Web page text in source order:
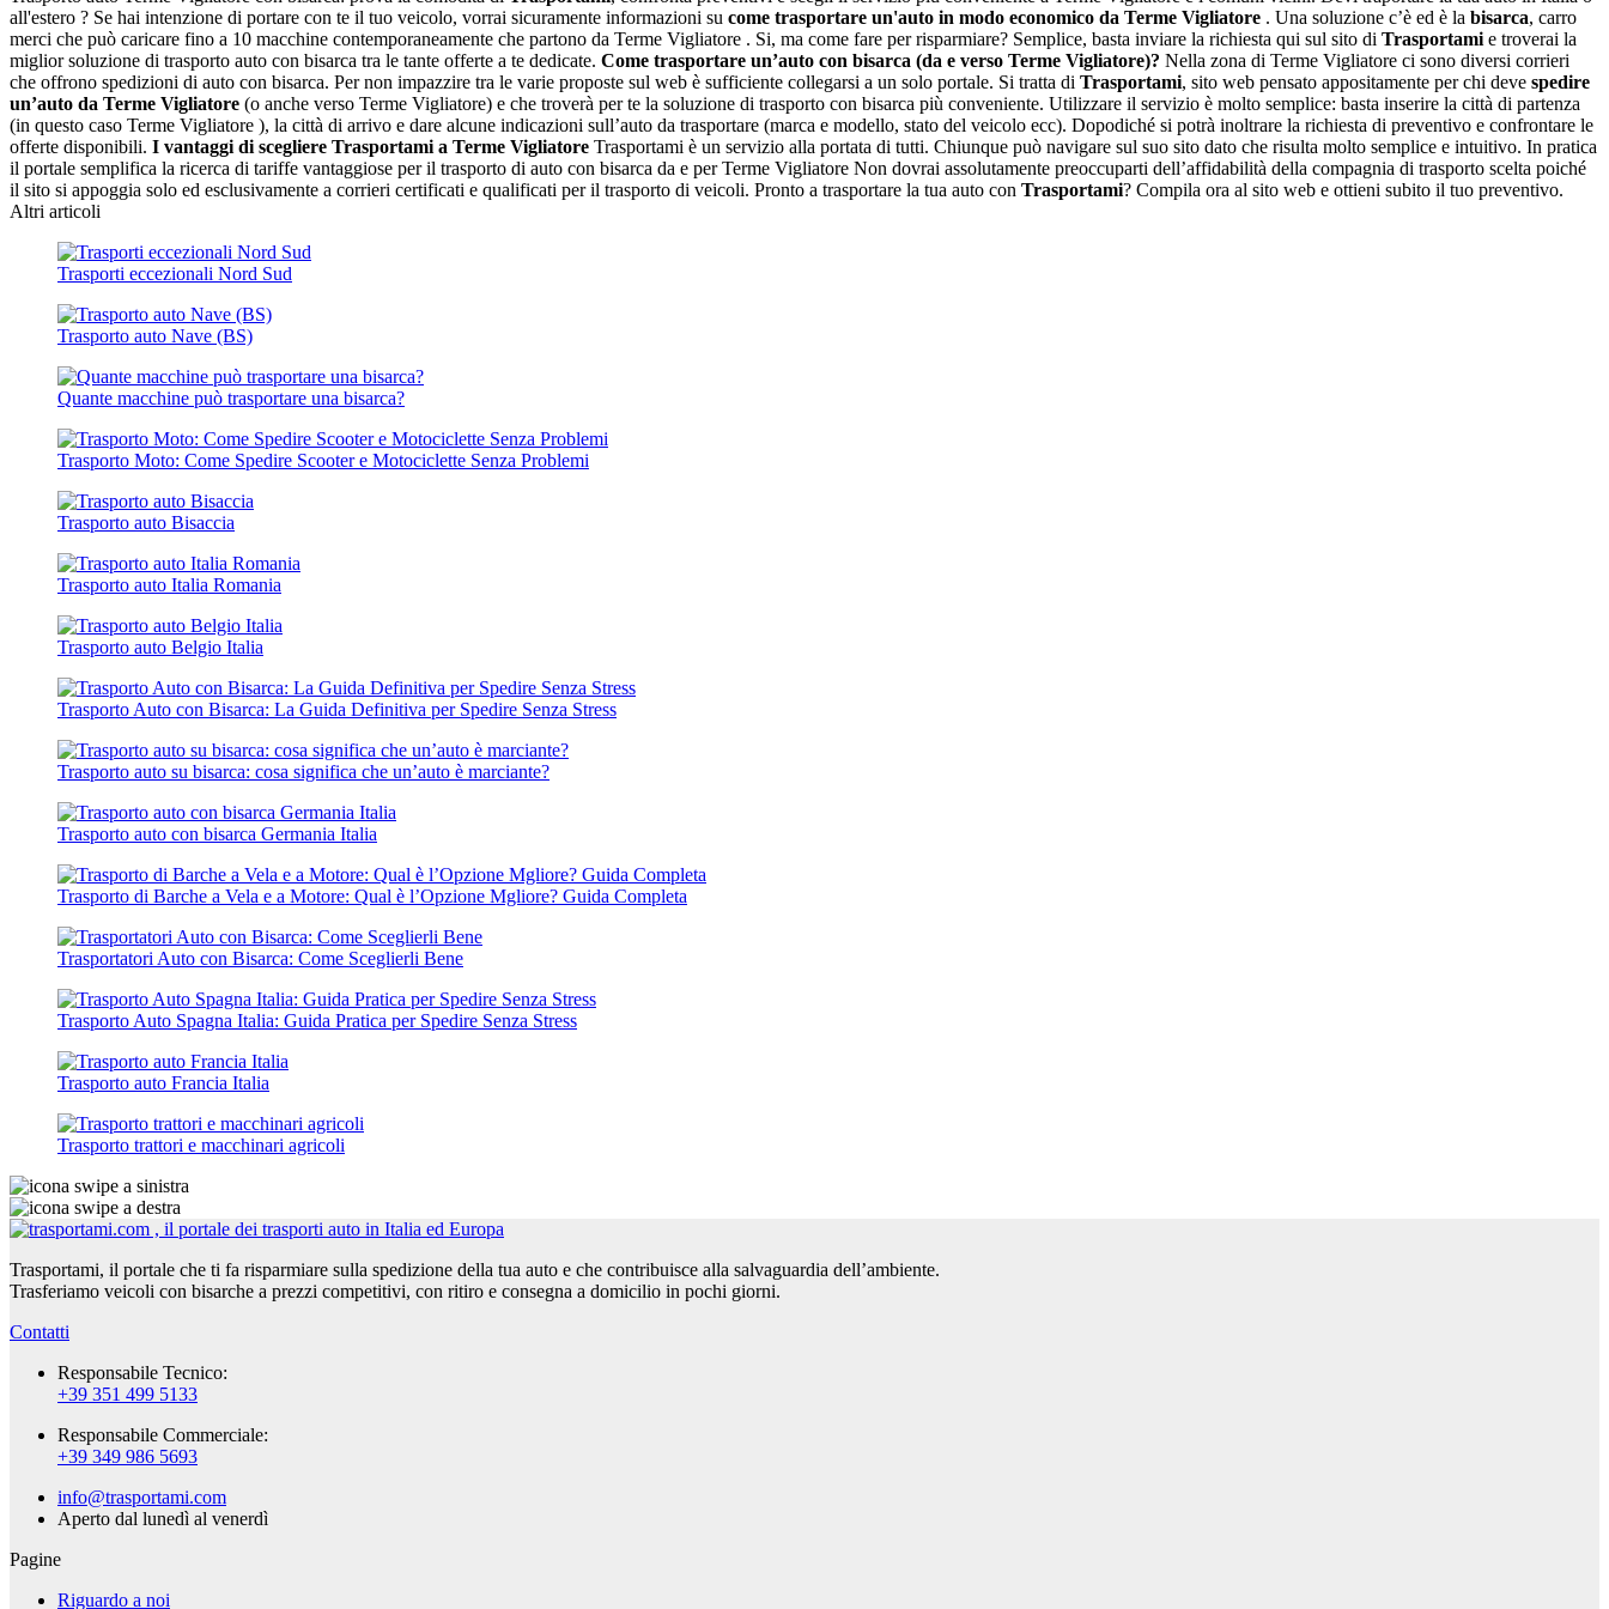
all'estero ? Se hai intenzione di portare con te il tuo veicolo, vorrai sicuramente informazioni su come trasportare un'auto in modo economico da Terme Vigliatore . Una soluzione c’è ed è la bisarca, carro
merci che può caricare fino a 10 macchine contemporaneamente che partono da Terme Vigliatore . Si, ma come fare per risparmiare? Semplice, basta inviare la richiesta qui sul sito di Trasportami e troverai la
miglior soluzione di trasporto auto con bisarca tra le tante offerte a te dedicate. Come trasportare un’auto con bisarca (da e verso Terme Vigliatore)? Nella zona di Terme Vigliatore ci sono diversi corrieri
che offrono spedizioni di auto con bisarca. Per non impazzire tra le varie proposte sul web è sufficiente collegarsi a un solo portale. Si tratta di Trasportami, sito web pensato appositamente per chi deve spedire
un’auto da Terme Vigliatore (o anche verso Terme Vigliatore) e che troverà per te la soluzione di trasporto con bisarca più conveniente. Utilizzare il servizio è molto semplice: basta inserire la città di partenza
(in questo caso Terme Vigliatore ), la città di arrivo e dare alcune indicazioni sull’auto da trasportare (marca e modello, stato del veicolo ecc). Dopodiché si potrà inoltrare la richiesta di preventivo e confrontare le
offerte disponibili. I vantaggi di scegliere Trasportami a Terme Vigliatore Trasportami è un servizio alla portata di tutti. Chiunque può navigare sul suo sito dato che risulta molto semplice e intuitivo. In pratica
il portale semplifica la ricerca di tariffe vantaggiose per il trasporto di auto con bisarca da e per Terme Vigliatore Non dovrai assolutamente preoccuparti dell’affidabilità della compagnia di trasporto scelta poiché
il sito si appoggia solo ed esclusivamente a corrieri certificati e qualificati per il trasporto di veicoli. Pronto a trasportare la tua auto con Trasportami? Compila ora al sito web e ottieni subito il tuo preventivo.
Altri articoli
Trasporti eccezionali Nord Sud
Trasporto auto Nave (BS)
Quante macchine può trasportare una bisarca?
Trasporto Moto: Come Spedire Scooter e Motociclette Senza Problemi
Trasporto auto Bisaccia
Trasporto auto Italia Romania
Trasporto auto Belgio Italia
Trasporto Auto con Bisarca: La Guida Definitiva per Spedire Senza Stress
Trasporto auto su bisarca: cosa significa che un’auto è marciante?
Trasporto auto con bisarca Germania Italia
Trasporto di Barche a Vela e a Motore: Qual è l’Opzione Mgliore? Guida Completa
Trasportatori Auto con Bisarca: Come Sceglierli Bene
Trasporto Auto Spagna Italia: Guida Pratica per Spedire Senza Stress
Trasporto auto Francia Italia
Trasporto trattori e macchinari agricoli
Trasportami, il portale che ti fa risparmiare sulla spedizione della tua auto e che contribuisce alla salvaguardia dell’ambiente.
Trasferiamo veicoli con bisarche a prezzi competitivi, con ritiro e consegna a domicilio in pochi giorni.
Contatti
Responsabile Tecnico:
+39 351 499 5133
Responsabile Commerciale:
+39 349 986 5693
info@trasportami.com
Aperto dal lunedì al venerdì
Pagine
Riguardo a noi